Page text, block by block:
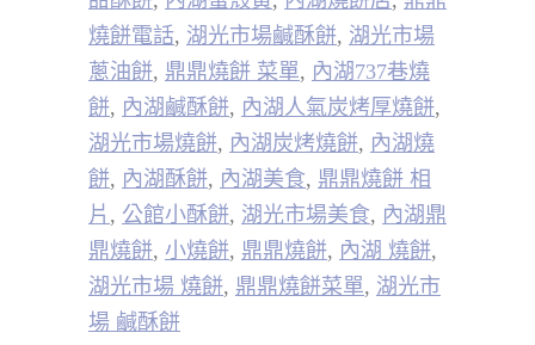
燒餅電話, 湖光市場鹹酥餅, 湖光市場
蔥油餅, 鼎鼎燒餅 菜單, 內湖737巷燒
餅, 內湖鹹酥餅, 內湖人氣炭烤厚燒餅,
湖光市場燒餅, 內湖炭烤燒餅, 內湖燒
餅, 內湖酥餅, 內湖美食, 鼎鼎燒餅 相
片 , 公館小酥餅, 湖光市場美食, 內湖鼎
鼎燒餅, 小燒餅, 鼎鼎燒餅, 內湖 燒餅,
湖光市場 燒餅, 鼎鼎燒餅菜單, 湖光市
場 鹹酥餅